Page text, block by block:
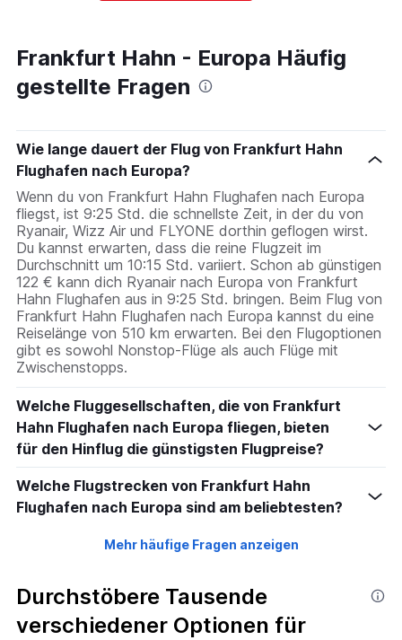
Frankfurt Hahn - Europa Häufig
gestellte Fragen
Wie lange dauert der Flug von Frankfurt Hahn
Flughafen nach Europa?
Wenn du von Frankfurt Hahn Flughafen nach Europa
fliegst, ist 9:25 Std. die schnellste Zeit, in der du von
Ryanair, Wizz Air und FLYONE dorthin geflogen wirst.
Du kannst erwarten, dass die reine Flugzeit im
Durchschnitt um 10:15 Std. variiert. Schon ab günstigen
122 € kann dich Ryanair nach Europa von Frankfurt
Hahn Flughafen aus in 9:25 Std. bringen. Beim Flug von
Frankfurt Hahn Flughafen nach Europa kannst du eine
Reiselänge von 510 km erwarten. Bei den Flugoptionen
gibt es sowohl Nonstop-Flüge als auch Flüge mit
Zwischenstopps.
Welche Fluggesellschaften, die von Frankfurt
Hahn Flughafen nach Europa fliegen, bieten
für den Hinflug die günstigsten Flugpreise?
Welche Flugstrecken von Frankfurt Hahn
Flughafen nach Europa sind am beliebtesten?
Mehr häufige Fragen anzeigen
Durchstöbere Tausende
verschiedener Optionen für